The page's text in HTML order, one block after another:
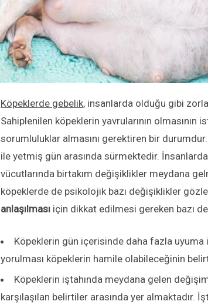
Köpeklerde gebelik, insanlarda olduğu gibi
Sahiplenilen köpeklerin yavrularının
sorumluluklar almasını gerektiren bir
ile yetmiş gün arasında sürmektedir.
vücutlarında birtakım değişiklikler meydana
köpeklerde de psikolojik bazı değişiklikler
anlaşılması için dikkat edilmesi gereken bazı
Köpeklerin gün içerisinde daha fazla
yorulması köpeklerin hamile olabileceğinin
Köpeklerin iştahında meydana gelen
karşılaşılan belirtiler arasında yer almaktadır.